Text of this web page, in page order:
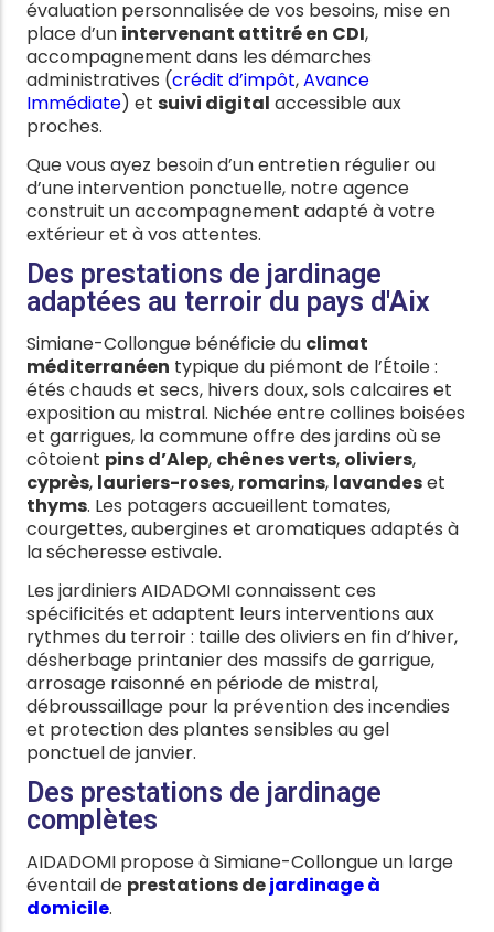
évaluation personnalisée de vos besoins, mise en
place d’un intervenant attitré en CDI,
accompagnement dans les démarches
administratives (crédit d’impôt,Avance
Immédiate) et suivi digital accessible aux
proches.
Que vous ayez besoin d’un entretien régulier ou
d’une intervention ponctuelle, notre agence
construit un accompagnement adapté à votre
extérieur et à vos attentes.
Des prestations de jardinage
adaptées au terroir du pays d'Aix
Simiane-Collongue bénéficie du climat
méditerranéen typique du piémont de l’Étoile :
étés chauds et secs, hivers doux, sols calcaires et
exposition au mistral. Nichée entre collines boisées
et garrigues, la commune offre des jardins où se
côtoient pins d’Alep, chênes verts, oliviers,
cyprès, lauriers-roses, romarins, lavandeset
thyms. Les potagers accueillent tomates,
courgettes, aubergines et aromatiques adaptés à
la sécheresse estivale.
Les jardiniers AIDADOMI connaissent ces
spécificités et adaptent leurs interventions aux
rythmes du terroir : taille des oliviers en fin d’hiver,
désherbage printanier des massifs de garrigue,
arrosage raisonné en période de mistral,
débroussaillage pour la prévention des incendies
et protection des plantes sensibles au gel
ponctuel de janvier.
Des prestations de jardinage
complètes
AIDADOMI propose à Simiane-Collongue un large
éventail de prestations dejardinage à
domicile.